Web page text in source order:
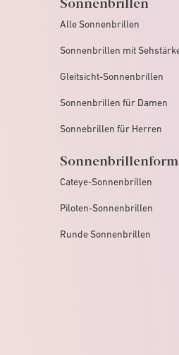
Alle Sonnenbrillen
Sonnenbrillen mit
Gleitsicht-Sonnenbrillen
Sonnenbrillen für Damen
Sonnebrillen für Herren
Cateye-Sonnenbrillen
Piloten-Sonnenbrillen
Runde Sonnenbrillen